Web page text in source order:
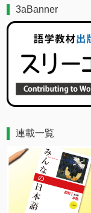
3aBanner
連載一覧